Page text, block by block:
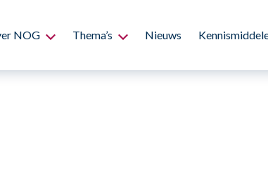
NOG Thema’s Nieuws